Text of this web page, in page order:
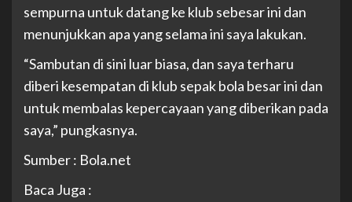
sempurna untuk datang ke klub sebesar ini dan
menunjukkan apa yang selama ini saya lakukan.
“Sambutan di sini luar biasa, dan saya terharu
diberi kesempatan di klub sepak bola besar ini dan
untuk membalas kepercayaan yang diberikan pada
saya,” pungkasnya.
Sumber : Bola.net
Baca Juga :